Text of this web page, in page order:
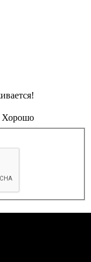
Хорошо